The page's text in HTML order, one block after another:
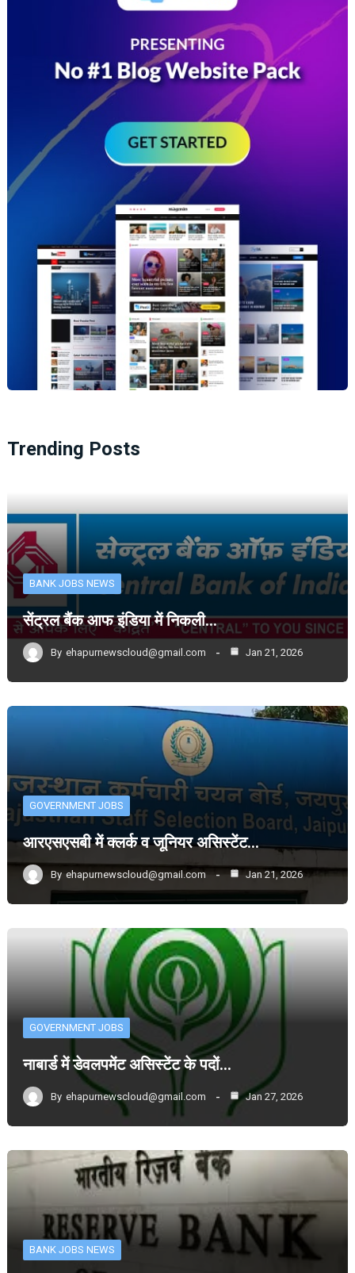
Trending Posts
BANK JOBS NEWS
सेंट्रल बैंक आफ इंडिया में निकली…
By ehapurnewscloud@gmail.com Jan 21, 2026
GOVERNMENT JOBS
आरएसएसबी में क्लर्क व जूनियर असिस्टेंट…
By ehapurnewscloud@gmail.com Jan 21, 2026
GOVERNMENT JOBS
नाबार्ड में डेवलपमेंट असिस्टेंट के पदों…
By ehapurnewscloud@gmail.com Jan 27, 2026
BANK JOBS NEWS